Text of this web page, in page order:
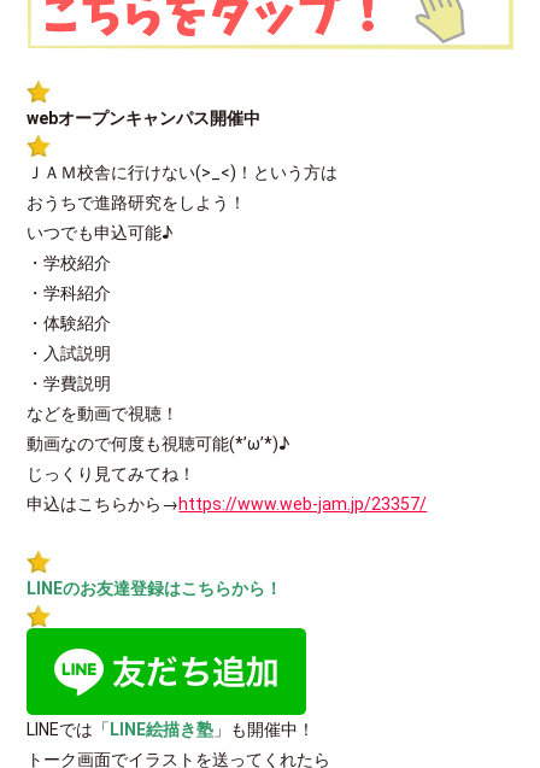
webオープンキャンパス開催中
ＪＡＭ校舎に行けない(>_<)！という方は
おうちで進路研究をしよう！
いつでも申込可能♪
・学校紹介
・学科紹介
・体験紹介
・入試説明
・学費説明
などを動画で視聴！
動画なので何度も視聴可能(*’ω’*)♪
じっくり見てみてね！
申込はこちらから→https://www.web-jam.jp/23357/
LINEのお友達登録はこちらから！
LINEでは「 LINE絵描き塾 」も開催中！
トーク画面でイラストを送ってくれたら